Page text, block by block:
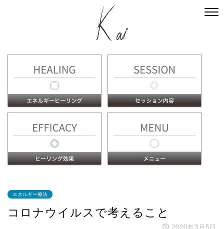
エネルギー療法
コロナウイルスで考えること
2020年3月5日